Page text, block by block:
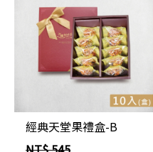
經典天堂果禮盒-B